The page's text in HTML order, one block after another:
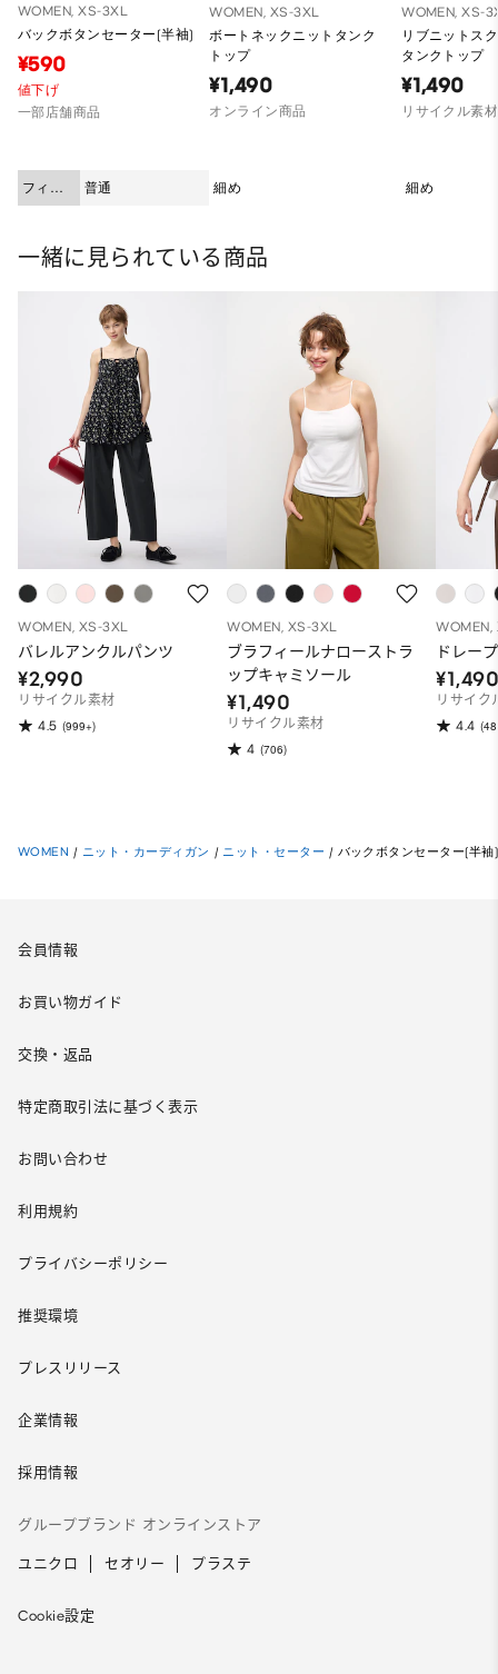
WOMEN, XS-3XL
バックボタンセーター(半袖)
¥590
値下げ
一部店舗商品
フィッ
ト
普通
WOMEN, XS-3XL
ボートネックニットタンク
トップ
¥1,490
オンライン商品
細め
WOMEN, XS-
リブニットス
タンクトップ
¥1,490
リサイクル素材
細め
一緒に見られている商品
WOMEN, XS-3XL
バレルアンクルパンツ
¥2,990
リサイクル素材
4.5 (999+)
WOMEN, XS-3XL
ブラフィールナローストラ
ップキャミソール
¥1,490
リサイクル素材
4 (706)
WOMEN,
ドレー
リサイク
4.4
WOMEN / ニット・カーディガン / ニット・セーター / バックボタンセーター(半袖)
会員情報
お買い物ガイド
交換・返品
特定商取引法に基づく表示
お問い合わせ
利用規約
プライバシーポリシー
推奨環境
プレスリリース
企業情報
採用情報
グループブランド オンラインストア
ユニクロ セオリー プラステ
Cookie設定